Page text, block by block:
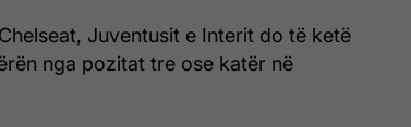
Juventusit e Interit do të ketë
nga pozitat tre ose katër në